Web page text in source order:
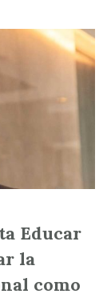
Educar
la
como